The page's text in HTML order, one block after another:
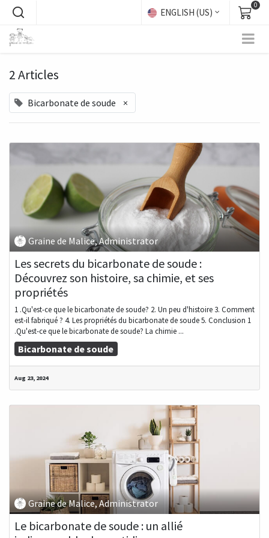
ENGLISH (US)
0
2 Articles
Bicarbonate de soude ×
Graine de Malice, Administrator
Les secrets du bicarbonate de soude :
Découvrez son histoire, sa chimie, et ses
propriétés
1 .Qu'est-ce que le bicarbonate de soude? 2. Un peu d'histoire 3. Comment
est-il fabriqué ? 4. Les propriétés du bicarbonate de soude 5. Conclusion 1
.Qu'est-ce que le bicarbonate de soude? La chimie ...
Bicarbonate de soude
Aug 23, 2024
Graine de Malice, Administrator
Le bicarbonate de soude : un allié